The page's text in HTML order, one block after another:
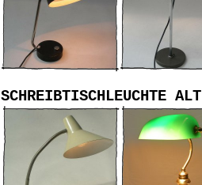
SCHREIBTISCHLEUCHTE ALT